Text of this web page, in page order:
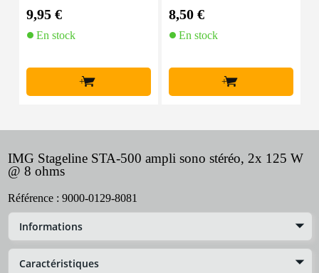
9,95 €
En stock
+
8,50 €
En stock
+
IMG Stageline STA-500 ampli sono stéréo, 2x 125 W
@ 8 ohms
Référence : 9000-0129-8081
Informations
Caractéristiques